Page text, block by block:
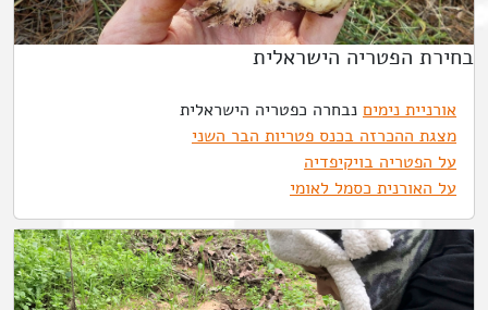
בחירת הפטריה הישראלית
אורניית נימים נבחרה כפטריה הישראלית
מצגת ההכרזה בכנס פטריות הבר השני
על הפטריה בויקיפדיה
על האורנית כסמל לאומי